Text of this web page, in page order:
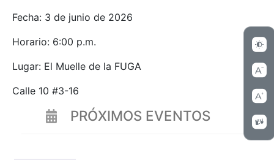
Fecha: 3 de junio de 2026
Horario: 6:00 p.m.
Lugar: El Muelle de la FUGA
Calle 10 #3-16
PRÓXIMOS EVENTOS